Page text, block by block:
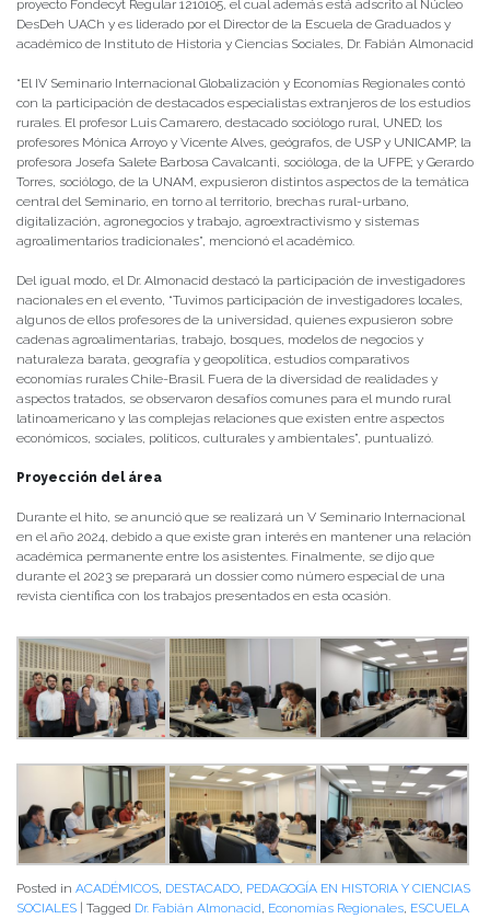
proyecto Fondecyt Regular 1210105, el cual además está adscrito al Núcleo
DesDeh UACh y es liderado por el Director de la Escuela de Graduados y
académico de Instituto de Historia y Ciencias Sociales, Dr. Fabián Almonacid
“El IV Seminario Internacional Globalización y Economías Regionales contó
con la participación de destacados especialistas extranjeros de los estudios
rurales. El profesor Luis Camarero, destacado sociólogo rural, UNED; los
profesores Mónica Arroyo y Vicente Alves, geógrafos, de USP y UNICAMP; la
profesora Josefa Salete Barbosa Cavalcanti, socióloga, de la UFPE; y Gerardo
Torres, sociólogo, de la UNAM, expusieron distintos aspectos de la temática
central del Seminario, en torno al territorio, brechas rural-urbano,
digitalización, agronegocios y trabajo, agroextractivismo y sistemas
agroalimentarios tradicionales”, mencionó el académico.
Del igual modo, el Dr. Almonacid destacó la participación de investigadores
nacionales en el evento, “Tuvimos participación de investigadores locales,
algunos de ellos profesores de la universidad, quienes expusieron sobre
cadenas agroalimentarias, trabajo, bosques, modelos de negocios y
naturaleza barata, geografía y geopolítica, estudios comparativos
economías rurales Chile-Brasil. Fuera de la diversidad de realidades y
aspectos tratados, se observaron desafíos comunes para el mundo rural
latinoamericano y las complejas relaciones que existen entre aspectos
económicos, sociales, políticos, culturales y ambientales”, puntualizó.
Proyección del área
Durante el hito, se anunció que se realizará un V Seminario Internacional
en el año 2024, debido a que existe gran interés en mantener una relación
académica permanente entre los asistentes. Finalmente, se dijo que
durante el 2023 se preparará un dossier como número especial de una
revista científica con los trabajos presentados en esta ocasión.
Posted in ACADÉMICOS, DESTACADO, PEDAGOGÍA EN HISTORIA Y CIENCIAS
SOCIALES
Tagged Dr. Fabián Almonacid, Economías Regionales, ESCUELA